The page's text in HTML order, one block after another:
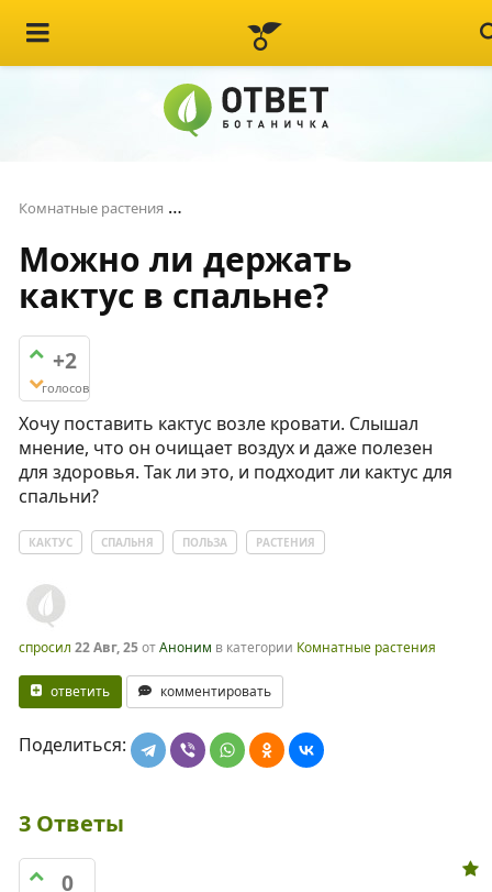
Комнатные растения
Можно ли держать
кактус в спальне?
+2
голосов
Хочу поставить кактус возле кровати. Слышал
мнение, что он очищает воздух и даже полезен
для здоровья. Так ли это, и подходит ли кактус для
спальни?
КАКТУС СПАЛЬНЯ ПОЛЬЗА РАСТЕНИЯ
спросил 22 Авг, 25отАноним в категории Комнатные растения
ответить комментировать
Поделиться:
3 Ответы
0